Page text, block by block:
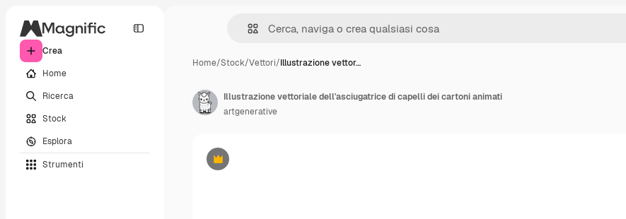
Crea
Home
Ricerca
Stock
Esplora
Strumenti
Home/Stock/Vettori/Illustrazione vettor…
Premium
Illustrazione vettoriale dell'asciugatrice di capelli dei cartoni animati
artgenerative